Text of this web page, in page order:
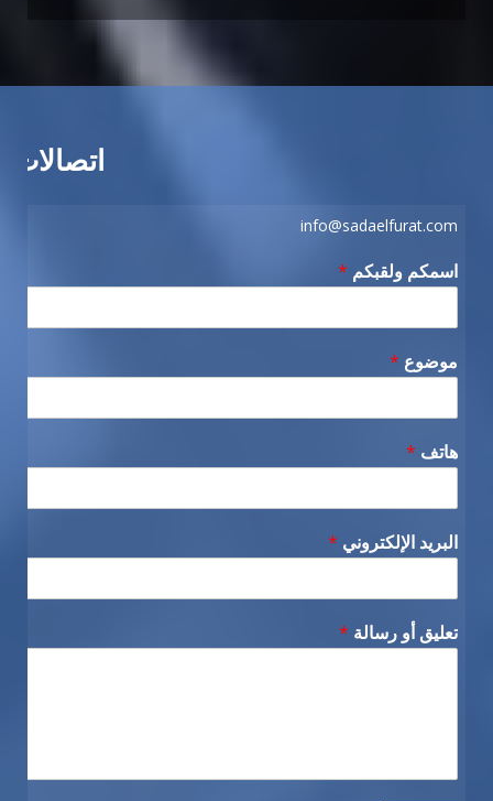
اتصالات
info@sadaelfurat.com
اسمكم ولقبكم *
موضوع *
هاتف *
البريد الإلكتروني *
تعليق أو رسالة *